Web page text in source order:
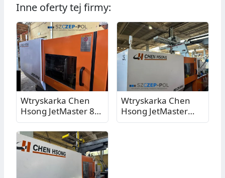
Inne oferty tej firmy:
Wtryskarka Chen
Hsong JetMaster 88-
MK6 z robotem
Sepro Industrial
Robot Succes 7, 88T,
2021
Wtryskarka Chen
Hsong JetMaster
128-MK6 z robotem